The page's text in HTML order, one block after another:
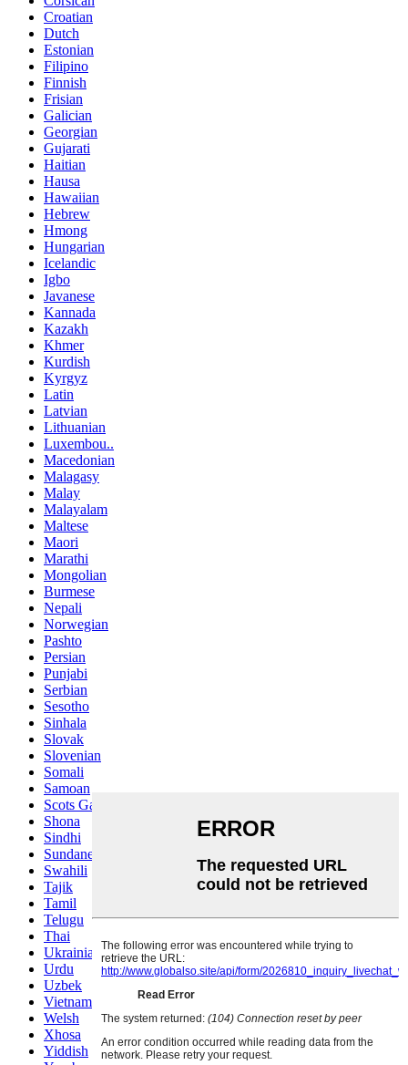
Croatian
Dutch
Estonian
Filipino
Finnish
Frisian
Galician
Georgian
Gujarati
Haitian
Hausa
Hawaiian
Hebrew
Hmong
Hungarian
Icelandic
Igbo
Javanese
Kannada
Kazakh
Khmer
Kurdish
Kyrgyz
Latin
Latvian
Lithuanian
Luxembou..
Macedonian
Malagasy
Malay
Malayalam
Maltese
Maori
Marathi
Mongolian
Burmese
Nepali
Norwegian
Pashto
Persian
Punjabi
Serbian
Sesotho
Sinhala
Slovak
Slovenian
Somali
Samoan
Scots Gaelic
Shona
Sindhi
Sundanese
Swahili
Tajik
Tamil
Telugu
Thai
Ukrainian
Urdu
Uzbek
Vietnamese
Welsh
Xhosa
Yiddish